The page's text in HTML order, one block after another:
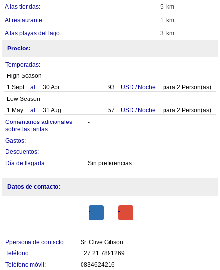
5 km
A las tiendas:
1 km
Al restaurante:
3 km
A las playas del lago:
Precios:
Temporadas:
High Season
1 Sept
al: 30 Apr 93 USD / Noche para 2 Person(as)
Low Season
1 May
al: 31 Aug 57 USD / Noche para 2 Person(as)
Comentarios adicionales
sobre las tarifas:
-
Gastos:
Descuentos:
Día de llegada:
Sin preferencias
Datos de contacto:
Ppersona de contacto:
Sr. Clive Gibson
Teléfono:
+27 21 7891269
Teléfono móvil:
0834624216